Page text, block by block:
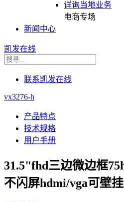
详询当地业务
电商专场
新闻中心
凯发在线
联系凯发在线
vx3276-h
产品特点
技术规格
用户手册
31.5"fhd三边微边框
不闪屏hdmi/vga可壁